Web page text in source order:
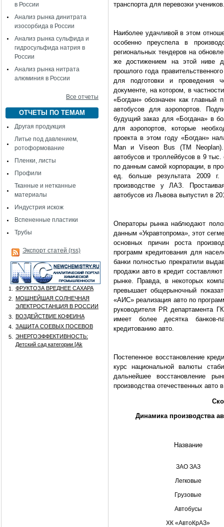
в России
Анализ рынка динитрата
изосорбида в России
Анализ рынка сульфида и
гидросульфида натрия в
России
Анализ рынка нитрата
алюминия в России
Все отчеты
ОТЧЕТЫ ПО ТЕМАМ
Другая продукция
Литье под давлением,
ротоформование
Пленки, листы
Профили
Тканные и нетканные
материалы
Индустрия искож
Вспененные пластики
Трубы
Экспорт статей (rss)
1.
ФРУКТОЗА ВРЕДНЕЕ САХАРА
2.
МОЩНЕЙШАЯ СОЛНЕЧНАЯ
ЭЛЕКТРОСТАНЦИЯ В РОССИИ
3.
ВОЗДЕЙСТВИЕ КОФЕИНА
4.
ЗАЩИТА СОЕВЫХ ПОСЕВОВ
5.
ЭНЕРГОЭФФЕКТИВНОСТЬ:
Детский сад категории [Аk
транспорта для перевозки
Наиболее удачливой в этом
особенно преуспела в
региональных тендеров на
же достижением на этой ниве
прошлого года
для подготовки и проведения
документе, на котором, в
«Богдан» обозначен как главный
автобусов для аэропортов.
будущий заказ для «Богдана» в
для аэропортов, которые
проекта в этом году «Богдан»
Man и Viseon Bus (TM Neoplan
автобусов и троллейбусов в 9
по данным самой корпорации, в
ед. больше результата 2009
производстве у ЛАЗ.
автобусов из Львова выпустил в
Операторы рынка наблюдают
данным «Укравтопрома», этот
основных причин роста
программ кредитования для
банки полностью прекратили
продажи авто в кредит
рынке. Правда, в некоторых
превышает общерыночный
«АИС» реализация авто по
руководителя PR департамента
имеет более десятка банков-
кредитованию авто.
Постепенное восстановление
курс национальной валюты
дальнейшее восстановление
производства отечественных авто
Динамика производства
Название
ЗАО ЗАЗ
Легковые
Грузовые
Автобусы
ХК «АвтоКрАЗ»